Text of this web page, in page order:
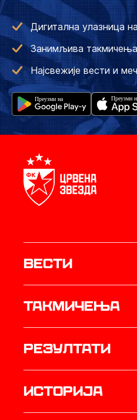
Дигитална улазница
Занимљива
Најсвежије вести и
Вести
Такмичења
резултати
историја